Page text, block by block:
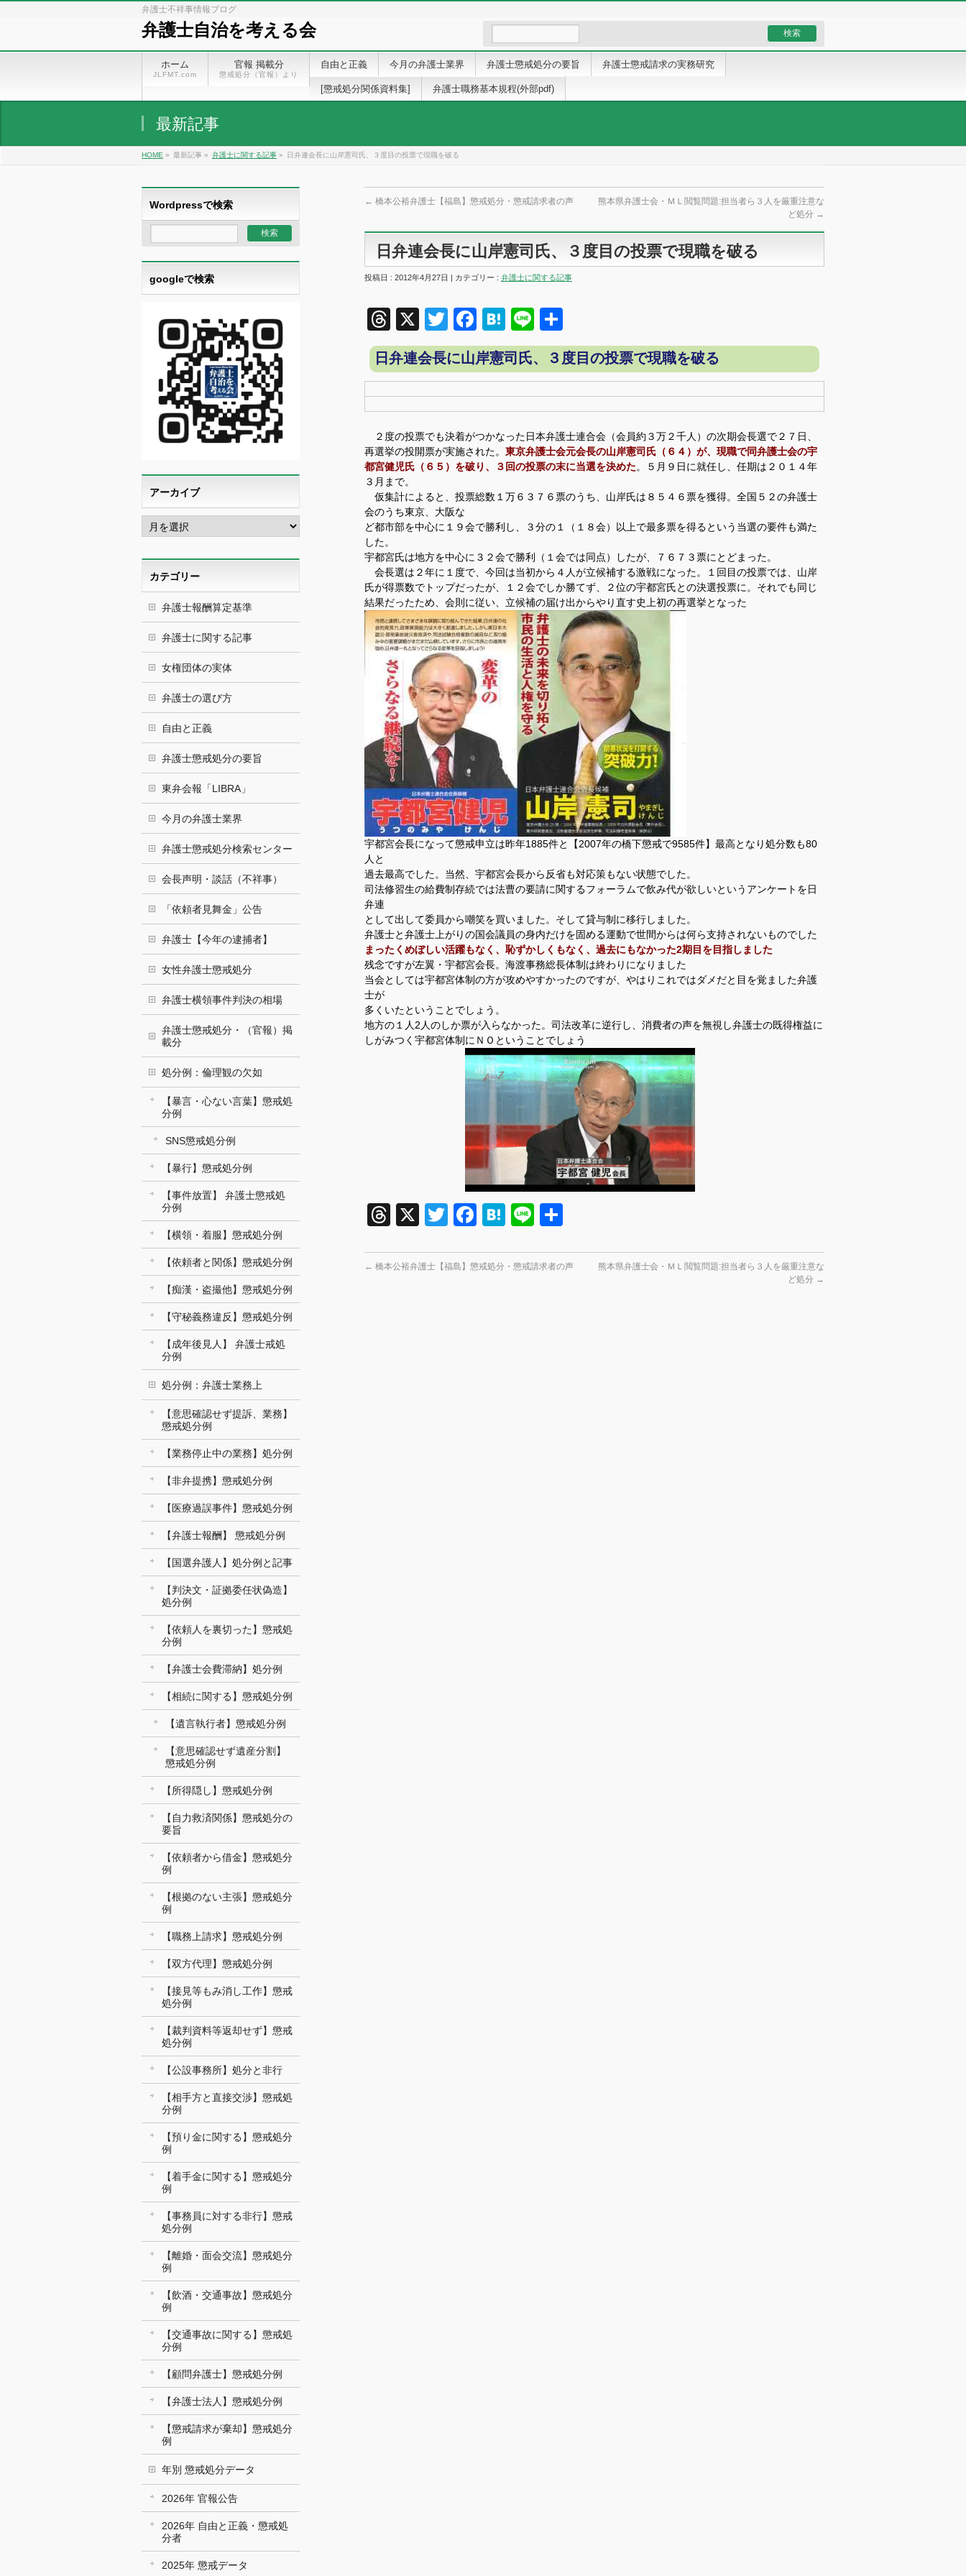
弁護士不祥事情報ブログ
弁護士自治を考える会
ホーム
JLFMT.com
官報 掲載分
懲戒処分（官報）より
自由と正義 今月の弁護士業界 弁護士懲戒処分の要旨 弁護士懲戒請求の実務研究
[懲戒処分関係資料集] 弁護士職務基本規程(外部pdf)
最新記事
HOME » 最新記事 » 弁護士に関する記事 » 日弁連会長に山岸憲司氏、３度目の投票で現職を破る
← 橋本公裕弁護士【福島】懲戒処分・懲戒請求者の声
熊本県弁護士会・ＭＬ閲覧問題:担当者ら３人を厳重注意な
ど処分 →
日弁連会長に山岸憲司氏、３度目の投票で現職を破る
投稿日 : 2012年4月27日 | カテゴリー : 弁護士に関する記事
Threads
X TwitterFacebook
Hatena
Line
有
日弁連会長に山岸憲司氏、３度目の投票で現職を破る
２度の投票でも決着がつかなった日本弁護士連合会（会員約３万２千人）の次期会長選で２７日、
再選挙の投開票が実施された。 東京弁護士会元会長の山岸憲司氏（６４）が、現職で同弁護士会の宇
都宮健児氏（６５）を破り、３回の投票の末に当選を決めた。５月９日に就任し、任期は２０１４年
３月まで。
仮集計によると、投票総数１万６３７６票のうち、山岸氏は８５４６票を獲得。全国５２の弁護士
会のうち東京、大阪な
ど都市部を中心に１９会で勝利し、３分の１（１８会）以上で最多票を得るという当選の要件も満た
した。
宇都宮氏は地方を中心に３２会で勝利（１会では同点）したが、７６７３票にとどまった。
会長選は２年に１度で、今回は当初から４人が立候補する激戦になった。１回目の投票では、山岸
氏が得票数でトップだったが、１２会でしか勝てず、２位の宇都宮氏との決選投票に。それでも同じ
結果だったため、会則に従い、立候補の届け出からやり直す史上初の再選挙となった
宇都宮会長になって懲戒申立は昨年1885件と【2007年の橋下懲戒で9585件】最高となり処分数も80
人と
過去最高でした。当然、宇都宮会長から反省も対応策もない状態でした。
司法修習生の給費制存続では法曹の要請に関するフォーラムで飲み代が欲しいというアンケートを日
弁連
として出して委員から嘲笑を買いました。そして貸与制に移行しました。
弁護士と弁護士上がりの国会議員の身内だけを固める運動で世間からは何ら支持されないものでした
まったくめぼしい活躍もなく、恥ずかしくもなく、過去にもなかった2期目を目指しました
残念ですが左翼・宇都宮会長。海渡事務総長体制は終わりになりました
当会としては宇都宮体制の方が攻めやすかったのですが、やはりこれではダメだと目を覚ました弁護
士が
多くいたということでしょう。
地方の１人2人のしか票が入らなかった。司法改革に逆行し、消費者の声を無視し弁護士の既得権益に
しがみつく宇都宮体制にＮＯということでしょう
Threads
X TwitterFacebook
Hatena
Line
← 橋本公裕弁護士【福島】懲戒処分・懲戒請求者の声
熊本県弁護士会・ＭＬ閲覧問題:担当者ら３人を厳重注意な
ど処分 →
Wordpressで検索
googleで検索
アーカイブ
ア
ー
イ
ブカテゴリー
弁護士報酬算定基準
弁護士に関する記事
女権団体の実体
弁護士の選び方
自由と正義
弁護士懲戒処分の要旨
東弁会報「LIBRA」
今月の弁護士業界
弁護士懲戒処分検索センター
会長声明・談話（不祥事）
「依頼者見舞金」公告
弁護士【今年の逮捕者】
女性弁護士懲戒処分
弁護士横領事件判決の相場
弁護士懲戒処分・（官報）掲
載分
処分例：倫理観の欠如
【暴言・心ない言葉】懲戒処
分例
SNS懲戒処分例
【暴行】懲戒処分例
【事件放置】 弁護士懲戒処
分例
【横領・着服】懲戒処分例
【依頼者と関係】懲戒処分例
【痴漢・盗撮他】懲戒処分例
【守秘義務違反】懲戒処分例
【成年後見人】 弁護士戒処
分例
処分例：弁護士業務上
【意思確認せず提訴、業務】
懲戒処分例
【業務停止中の業務】処分例
【非弁提携】懲戒処分例
【医療過誤事件】懲戒処分例
【弁護士報酬】 懲戒処分例
【国選弁護人】処分例と記事
【判決文・証拠委任状偽造】
処分例
【依頼人を裏切った】懲戒処
分例
【弁護士会費滞納】処分例
【相続に関する】懲戒処分例
【遺言執行者】懲戒処分例
【意思確認せず遺産分割】
懲戒処分例
【所得隠し】懲戒処分例
【自力救済関係】懲戒処分の
要旨
【依頼者から借金】懲戒処分
例
【根拠のない主張】懲戒処分
例
【職務上請求】懲戒処分例
【双方代理】懲戒処分例
【接見等もみ消し工作】懲戒
処分例
【裁判資料等返却せず】懲戒
処分例
【公設事務所】処分と非行
【相手方と直接交渉】懲戒処
分例
【預り金に関する】懲戒処分
例
【着手金に関する】懲戒処分
例
【事務員に対する非行】懲戒
処分例
【離婚・面会交流】懲戒処分
例
【飲酒・交通事故】懲戒処分
例
【交通事故に関する】懲戒処
分例
【顧問弁護士】懲戒処分例
【弁護士法人】懲戒処分例
【懲戒請求が棄却】懲戒処分
例
年別 懲戒処分データ
2026年 官報公告
2026年 自由と正義・懲戒処
分者
2025年 懲戒データ